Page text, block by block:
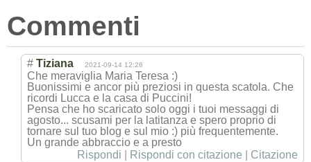
Commenti
# Tiziana 2021-09-14 12:26
Che meraviglia Maria Teresa :)
Buonissimi e ancor più preziosi in questa scatola. Che
ricordi Lucca e la casa di Puccini!
Pensa che ho scaricato solo oggi i tuoi messaggi di
agosto... scusami per la latitanza e spero proprio di
tornare sul tuo blog e sul mio :) più frequentemente.
Un grande abbraccio e a presto
Rispondi
Rispondi con citazione Citazione